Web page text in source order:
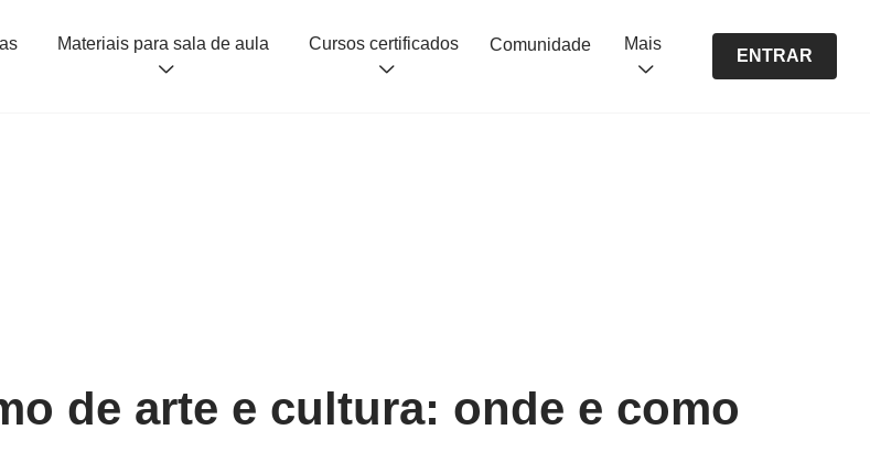
Materiais para sala de aula Cursos certificados Comunidade Mais
ENTRAR
de arte e cultura: onde e como